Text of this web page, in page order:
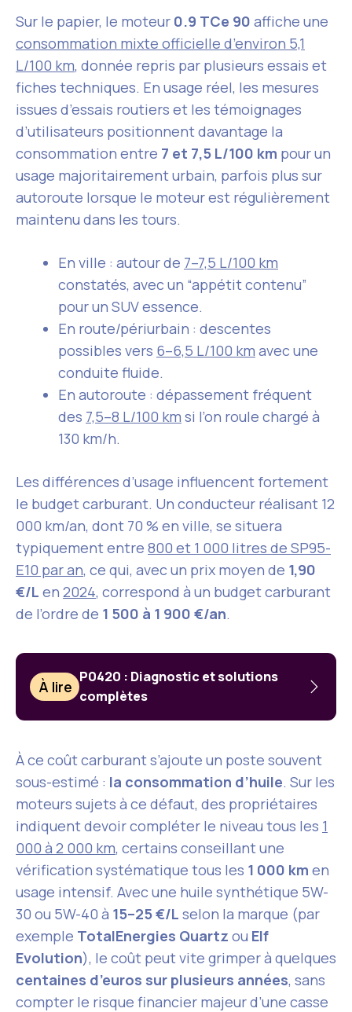
Sur le papier, le moteur 0.9 TCe 90 affiche une
consommation mixte officielle d’environ 5,1
L/100 km, donnée repris par plusieurs essais et
fiches techniques. En usage réel, les mesures
issues d’essais routiers et les témoignages
d’utilisateurs positionnent davantage la
consommation entre 7 et 7,5 L/100 km pour un
usage majoritairement urbain, parfois plus sur
autoroute lorsque le moteur est régulièrement
maintenu dans les tours.
En ville : autour de 7–7,5 L/100 km
constatés, avec un “appétit contenu”
pour un SUV essence.
En route/périurbain : descentes
possibles vers 6–6,5 L/100 km avec une
conduite fluide.
En autoroute : dépassement fréquent
des 7,5–8 L/100 km si l’on roule chargé à
130 km/h.
Les différences d’usage influencent fortement
le budget carburant. Un conducteur réalisant 12
000 km/an, dont 70 % en ville, se situera
typiquement entre 800 et 1 000 litres de SP95-
E10 par an, ce qui, avec un prix moyen de 1,90
€/L en 2024, correspond à un budget carburant
de l’ordre de 1 500 à 1 900 €/an.
À lire
P0420 : Diagnostic et solutions
complètes
À ce coût carburant s’ajoute un poste souvent
sous-estimé : la consommation d’huile. Sur les
moteurs sujets à ce défaut, des propriétaires
indiquent devoir compléter le niveau tous les 1
000 à 2 000 km, certains conseillant une
vérification systématique tous les 1 000 km en
usage intensif. Avec une huile synthétique 5W-
30 ou 5W-40 à 15–25 €/L selon la marque (par
exemple TotalEnergies Quartz ou Elf
Evolution), le coût peut vite grimper à quelques
centaines d’euros sur plusieurs années, sans
compter le risque financier majeur d’une casse